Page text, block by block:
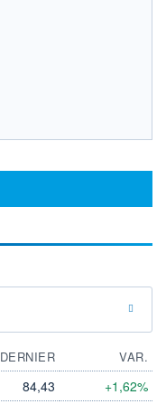
47,0
47,5
48,0
DERNIER
VAR.
84,43 +1,62%